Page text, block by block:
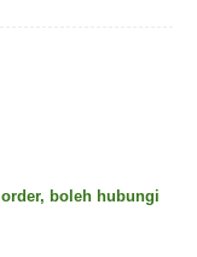
boleh hubungi